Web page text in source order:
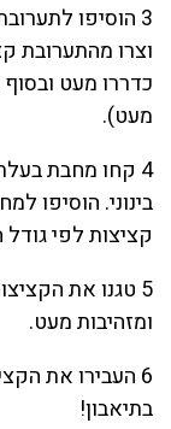
3 הוסיפו
וצרו מהתערובת
כדררו מעט
מעט).
4 קחו מחבת
בינוני. הוסיפו
קציצות לפי
ומזהיבות מעט.
6 העבירו את
בתיאבון!